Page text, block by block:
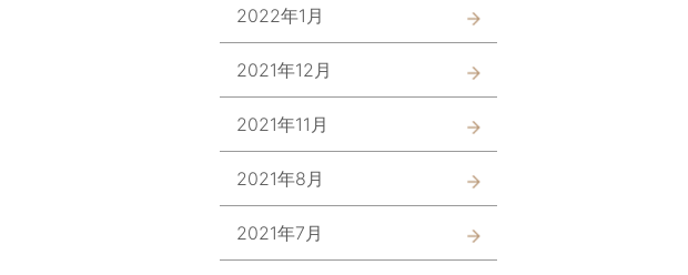
2022年1月
2021年12月
2021年11月
2021年8月
2021年7月